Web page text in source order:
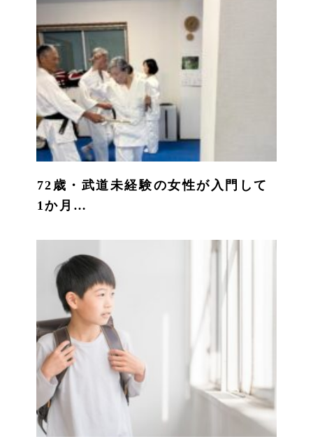
72歳・武道未経験の女性が入門して
1か月…